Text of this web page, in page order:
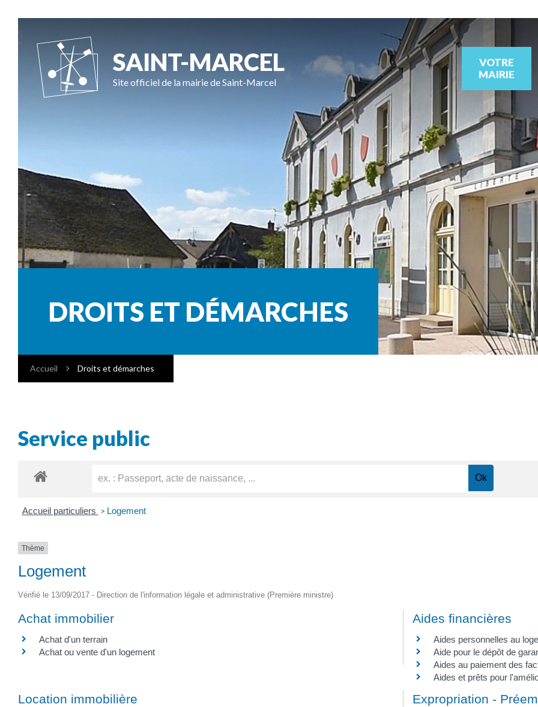
SAINT-MARCEL
Site officiel de la mairie de Saint-Marcel
VOTRE
MAIRIE
DROITS ET DÉMARCHES
Accueil Droits et démarches
Service public
Accueil particuliers > Logement
Thème
Logement
Vérifié le 13/09/2017 - Direction de l'information légale et administrative (Première ministre)
Achat immobilier
Achat d'un terrain
Achat ou vente d'un logement
Aides financières
Aides personnelles au
Aide pour le dépôt de
Aides au paiement des
Aides et prêts pour
Location immobilière Expropriation -